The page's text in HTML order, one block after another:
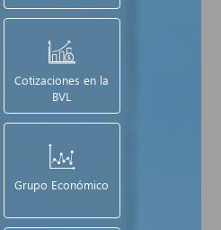
Cotizaciones en la
BVL
Grupo Económico